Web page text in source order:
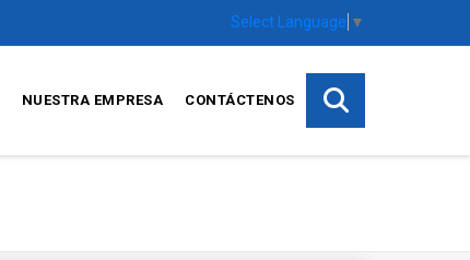
Select Language ▼
NUESTRA EMPRESA CONTÁCTENOS